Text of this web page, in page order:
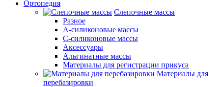
Ортопедия
Слепочные массы
Разное
А-силиконовые массы
С-силиконовые массы
Аксессуары
Альгинатные массы
Материалы для регистрации прикуса
Материалы для
перебазировки